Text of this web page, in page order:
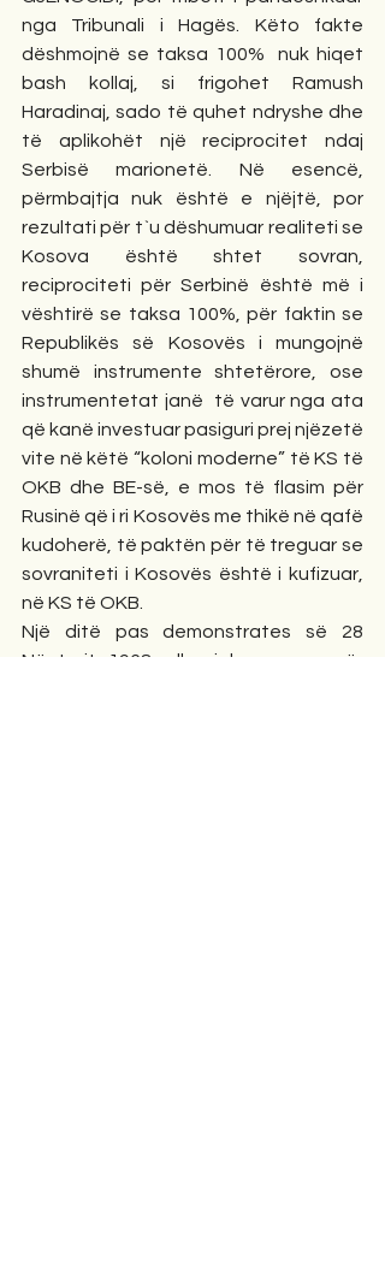
nga Tribunali i Hagës. Këto fakte
dëshmojnë se taksa 100%  nuk hiqet
bash kollaj, si frigohet Ramush
Haradinaj, sado të quhet ndryshe dhe
të aplikohët një reciprocitet ndaj
Serbisë marionetë. Në esencë,
përmbajtja nuk është e njëjtë, por
rezultati për t`u dëshumuar realiteti se
Kosova është shtet sovran,
reciprociteti për Serbinë është më i
vështirë se taksa 100%, për faktin se
Republikës së Kosovës i mungojnë
shumë instrumente shtetërore, ose
instrumentetat janë  të varur nga ata
që kanë investuar pasiguri prej njëzetë
vite në këtë “koloni moderne” të KS të
OKB dhe BE-së, e mos të flasim për
Rusinë që i ri Kosovës me thikë në qafë
kudoherë, të paktën për të treguar se
sovraniteti i Kosovës është i kufizuar,
në KS të OKB.
Një ditë pas demonstrates së 28
Nëntorit 1968, dhe i brengosur për